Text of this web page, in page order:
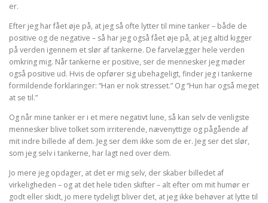
er.
Efter jeg har fået øje på, at jeg så ofte lytter til mine tanker – både de
positive og de negative – så har jeg også fået øje på, at jeg altid kigger
på verden igennem et slør af tankerne. De farvelægger hele verden
omkring mig. Når tankerne er positive, ser de mennesker jeg møder
også positive ud. Hvis de opfører sig ubehageligt, finder jeg i tankerne
formildende forklaringer: “Han er nok stresset.” Og “Hun har også meget
at se til.”
Og når mine tanker er i et mere negativt lune, så kan selv de venligste
mennesker blive tolket som irriterende, nævenyttige og pågående af
mit indre billede af dem. Jeg ser dem ikke som de er. Jeg ser det slør,
som jeg selv i tankerne, har lagt ned over dem.
Jo mere jeg opdager, at det er mig selv, der skaber billedet af
virkeligheden – og at det hele tiden skifter – alt efter om mit humør er
godt eller skidt, jo mere tydeligt bliver det, at jeg ikke behøver at lytte til